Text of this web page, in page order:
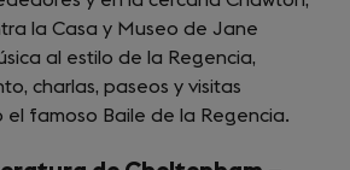
la Casa y Museo de Jane
al estilo de la Regencia,
charlas, paseos y visitas
el famoso Baile de la Regencia.